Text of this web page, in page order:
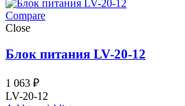
Compare
Close
Блок питания LV-20-12
1 063 ₽
LV-20-12